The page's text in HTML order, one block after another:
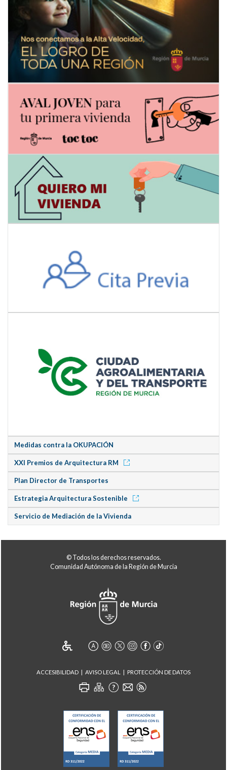
Medidas contra la OKUPACIÓN
XXI Premios de Arquitectura RM
Plan Director de Transportes
Estrategia Arquitectura Sostenible
Servicio de Mediación de la Vivienda
© Todos los derechos reservados.
Comunidad Autónoma de la Región de Murcia
ACCESIBILIDAD AVISO LEGAL PROTECCIÓN DE DATOS